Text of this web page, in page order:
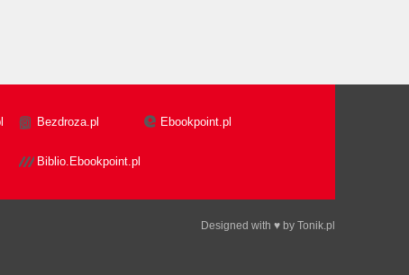
Bezdroza.pl Ebookpoint.pl
Biblio.Ebookpoint.pl
Designed with ♥ by Tonik.pl